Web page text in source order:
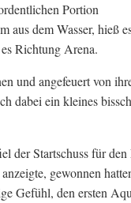
Portion
aus dem Wasser, hieß
Richtung Arena.
und angefeuert von
dabei ein kleines
der Startschuss für
gewonnen
Gefühl, den ersten